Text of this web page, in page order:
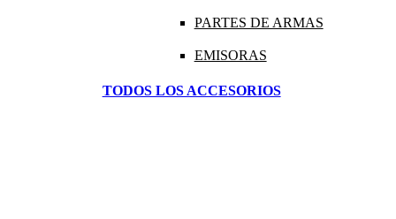
PARTES DE ARMAS
EMISORAS
TODOS LOS ACCESORIOS